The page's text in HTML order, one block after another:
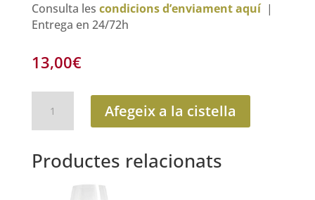
Consulta les condicions d’enviament aquí|
Entrega en 24/72h
13,00€
Anyada
Nit
Afegeix a la cistella
Productes relacionats